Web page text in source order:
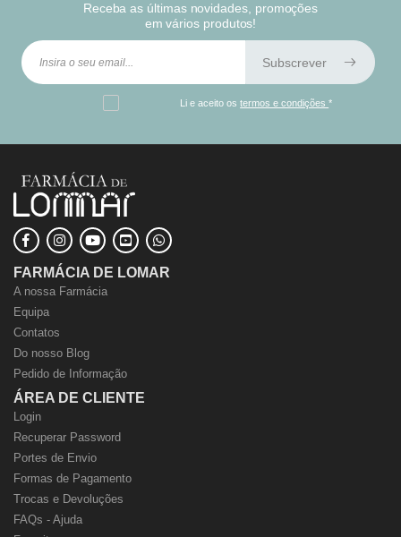
Receba as últimas novidades, promoções
em vários produtos!
Subscrever
Li e aceito ostermos e condições*
FARMÁCIA DE LOMAR
A nossa Farmácia
Equipa
Contatos
Do nosso Blog
Pedido de Informação
ÁREA DE CLIENTE
Login
Recuperar Password
Portes de Envio
Formas de Pagamento
Trocas e Devoluções
FAQs - Ajuda